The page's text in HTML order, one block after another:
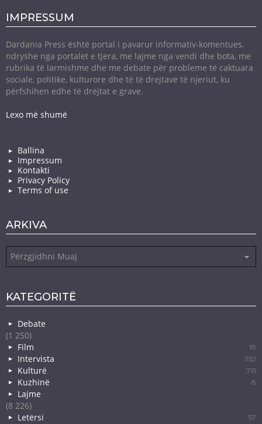
IMPRESSUM
Dardania Press është portal i pavarur informativ-komentues,
ndryshe nga portalet e tjera, me lajme nga vendi dhe bota, me
rubrika të larmishme dhe me debate për probleme të caktuara
sociale, politike, kulturore dhe të të drejtave të njeriut, ku
përfshihen edhe të drejtat e grave.
Lexo më shumë
Ballina
Impressum
Kontakti
Privacy Policy
Terms of use
ARKIVA
KATEGORITË
Debate
(1 250)
Film
18
Intervista 352
Kulturë 715
Kuzhinë 8
Lajme
(8 226)
Letërsi
57